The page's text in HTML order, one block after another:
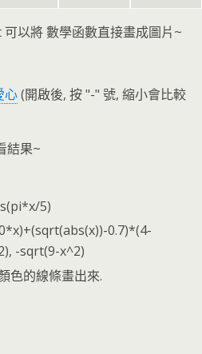
以將 數學函數直接畫成圖片~
心(開啟後, 按 "-" 號, 縮小會比較
結果~
5)
0.7)*(4-
-sqrt(9-x^2)
色的線條畫出來.